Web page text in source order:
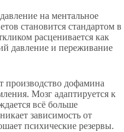
на ментальное
становится стандартом в
расценивается как
давление и переживание
производство дофамина
Мозг адаптируется к
всё больше
зависимость от
психические резервы.